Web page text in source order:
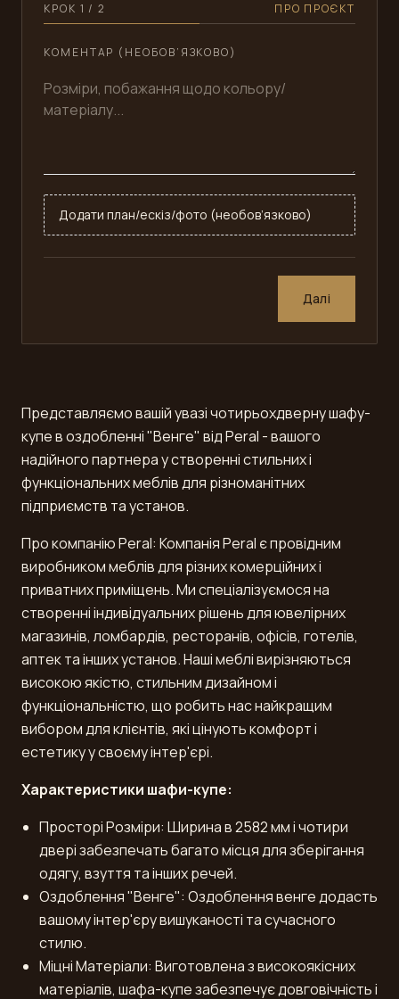
КРОК 1 / 2 ПРО ПРОЄКТ
КОМЕНТАР (НЕОБОВ’ЯЗКОВО)
Додати план/ескіз/фото (необов’язково)
Далі
Представляємо вашій увазі чотирьохдверну шафу-
купе в оздобленні "Венге" від Peral - вашого
надійного партнера у створенні стильних і
функціональних меблів для різноманітних
підприємств та установ.
Про компанію Peral: Компанія Peral є провідним
виробником меблів для різних комерційних і
приватних приміщень. Ми спеціалізуємося на
створенні індивідуальних рішень для ювелірних
магазинів, ломбардів, ресторанів, офісів, готелів,
аптек та інших установ. Наші меблі вирізняються
високою якістю, стильним дизайном і
функціональністю, що робить нас найкращим
вибором для клієнтів, які цінують комфорт і
естетику у своєму інтер'єрі.
Характеристики шафи-купе:
Просторі Розміри: Ширина в 2582 мм і чотири
двері забезпечать багато місця для зберігання
одягу, взуття та інших речей.
Оздоблення "Венге": Оздоблення венге додасть
вашому інтер'єру вишуканості та сучасного
стилю.
Міцні Матеріали: Виготовлена з високоякісних
матеріалів, шафа-купе забезпечує довговічність і